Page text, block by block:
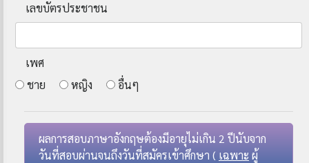
เลขบัตรประชาชน
เพศ
ชาย
หญิง อื่นๆ
ผลการสอบภาษาอังกฤษต้องมีอายุไม่เกิน 2 ปีนับจาก
วันที่สอบผ่านจนถึงวันที่สมัครเข้าศึกษา ( เฉพาะ ผู้